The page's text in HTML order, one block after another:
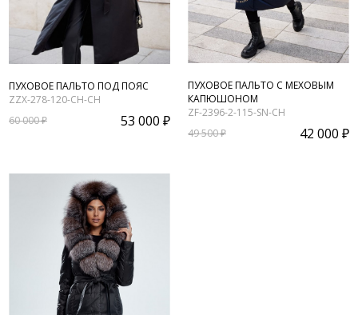
ПУХОВОЕ ПАЛЬТО ПОД ПОЯС
ZZX-278-120-CH-CH
60 000 ₽
53 000 ₽
ПУХОВОЕ ПАЛЬТО С МЕХОВЫМ
КАПЮШОНОМ
ZF-2396-2-115-SN-CH
49 500 ₽
42 000 ₽